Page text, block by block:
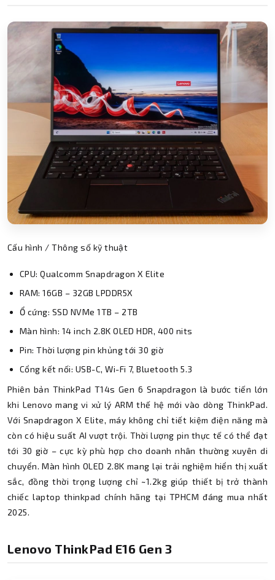
Cấu hình / Thông số kỹ thuật
CPU: Qualcomm Snapdragon X Elite
RAM: 16GB – 32GB LPDDR5X
Ổ cứng: SSD NVMe 1TB – 2TB
Màn hình: 14 inch 2.8K OLED HDR, 400 nits
Pin: Thời lượng pin khủng tới 30 giờ
Cổng kết nối: USB-C, Wi-Fi 7, Bluetooth 5.3
Phiên bản ThinkPad T14s Gen 6 Snapdragon là bước tiến lớn
khi Lenovo mang vi xử lý ARM thế hệ mới vào dòng ThinkPad.
Với Snapdragon X Elite, máy không chỉ tiết kiệm điện năng mà
còn có hiệu suất AI vượt trội. Thời lượng pin thực tế có thể đạt
tới 30 giờ – cực kỳ phù hợp cho doanh nhân thường xuyên di
chuyển. Màn hình OLED 2.8K mang lại trải nghiệm hiển thị xuất
sắc, đồng thời trọng lượng chỉ ~1.2kg giúp thiết bị trở thành
chiếc laptop thinkpad chính hãng tại TPHCM đáng mua nhất
2025.
Lenovo ThinkPad E16 Gen 3